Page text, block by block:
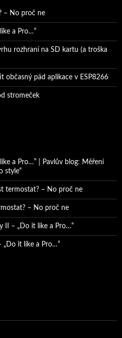
– No proč ne
a Pro…“
rozhraní na SD kartu (a troška
občasný pád aplikace v ESP8266
stromeček
a Pro…” | Pavlův blog: Měření
style“
termostat? – No proč ne
– No proč ne
II – „Do it like a Pro…“
„Do it like a Pro…“